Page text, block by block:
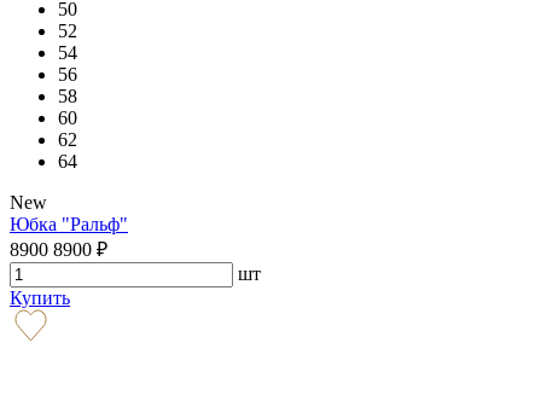
50
52
54
56
58
60
62
64
New
Юбка "Ральф"
8900 8900 ₽
шт
Купить